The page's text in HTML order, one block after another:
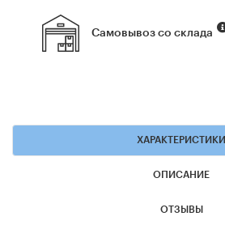
Самовывоз со склада
ХАРАКТЕРИСТИКИ
ОПИСАНИЕ
ОТЗЫВЫ